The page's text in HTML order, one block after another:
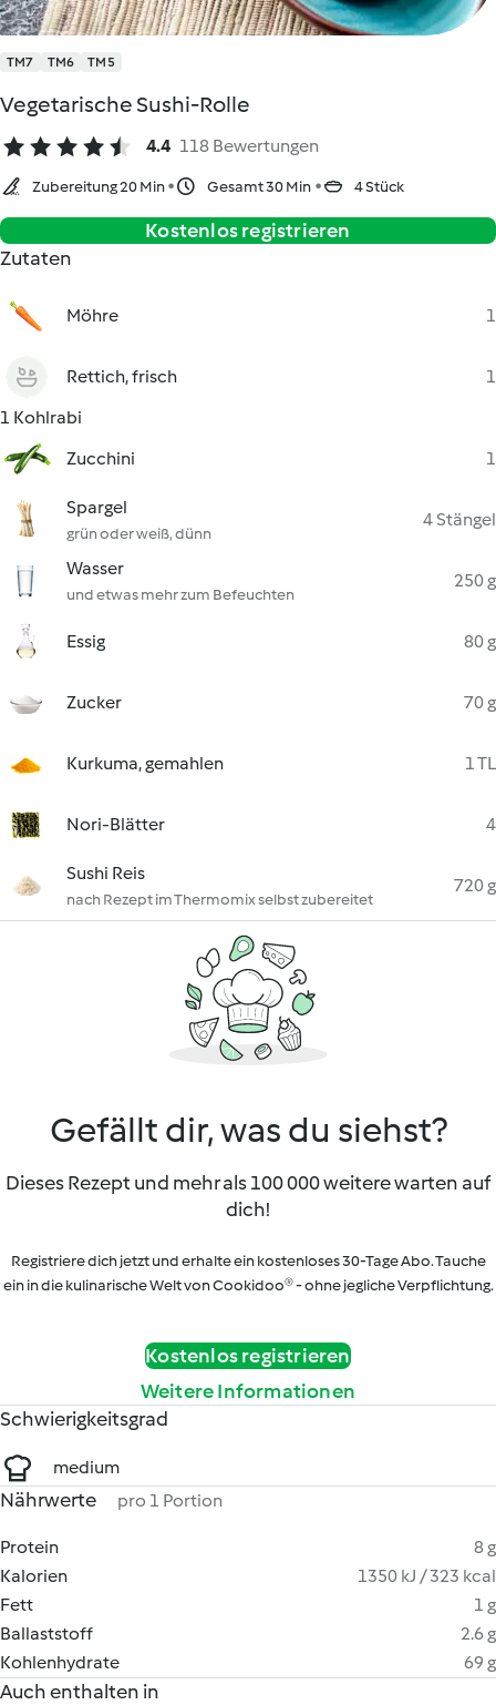
TM7 TM6 TM5
Vegetarische Sushi-Rolle
4.4 118 Bewertungen
Zubereitung 20 Min Gesamt 30 Min 4 Stück
Kostenlos registrieren
Zutaten
Möhre 1
Rettich, frisch
1
1 Kohlrabi
Zucchini
1
Spargel
grün oder weiß, dünn
4 Stängel
Wasser
und etwas mehr zum Befeuchten
250 g
Essig 80 g
Zucker 70 g
Kurkuma, gemahlen 1 TL
Nori-Blätter 4
Sushi Reis
nach Rezept im Thermomix selbst zubereitet
720 g
Gefällt dir, was du siehst?
Dieses Rezept und mehr als 100 000 weitere warten auf
dich!
Registriere dich jetzt und erhalte ein kostenloses 30-Tage Abo. Tauche
ein in die kulinarische Welt von Cookidoo® - ohne jegliche Verpflichtung.
Kostenlos registrieren
Weitere Informationen
Schwierigkeitsgrad
medium
Nährwerte pro 1 Portion
Protein
8 g
Kalorien
1350 kJ / 323 kcal
Fett
1 g
Ballaststoff
2.6 g
Kohlenhydrate
69 g
Auch enthalten in